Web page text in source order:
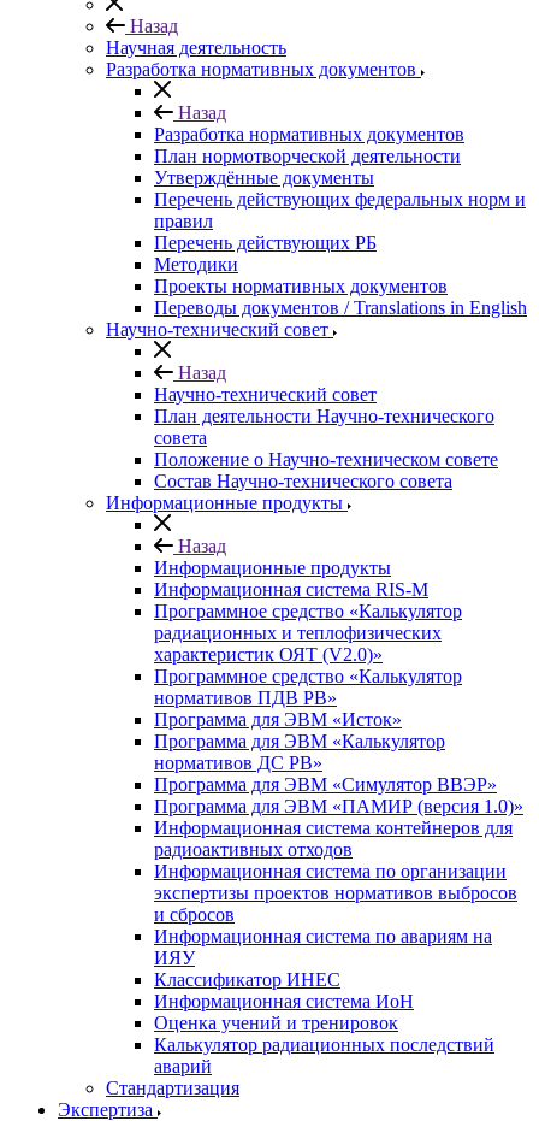
Назад
Научная деятельность
Разработка нормативных документов
Назад
Разработка нормативных документов
План нормотворческой деятельности
Утверждённые документы
Перечень действующих федеральных норм и
правил
Перечень действующих РБ
Методики
Проекты нормативных документов
Переводы документов / Translations in English
Научно-технический совет
Назад
Научно-технический совет
План деятельности Научно-технического
совета
Положение о Научно-техническом совете
Состав Научно-технического совета
Информационные продукты
Назад
Информационные продукты
Информационная система RIS-M
Программное средство «Калькулятор
радиационных и теплофизических
характеристик ОЯТ (V2.0)»
Программное средство «Калькулятор
нормативов ПДВ РВ»
Программа для ЭВМ «Исток»
Программа для ЭВМ «Калькулятор
нормативов ДС РВ»
Программа для ЭВМ «Симулятор ВВЭР»
Программа для ЭВМ «ПАМИР (версия 1.0)»
Информационная система контейнеров для
радиоактивных отходов
Информационная система по организации
экспертизы проектов нормативов выбросов
и сбросов
Информационная система по авариям на
ИЯУ
Классификатор ИНЕС
Информационная система ИоН
Оценка учений и тренировок
Калькулятор радиационных последствий
аварий
Стандартизация
Экспертиза